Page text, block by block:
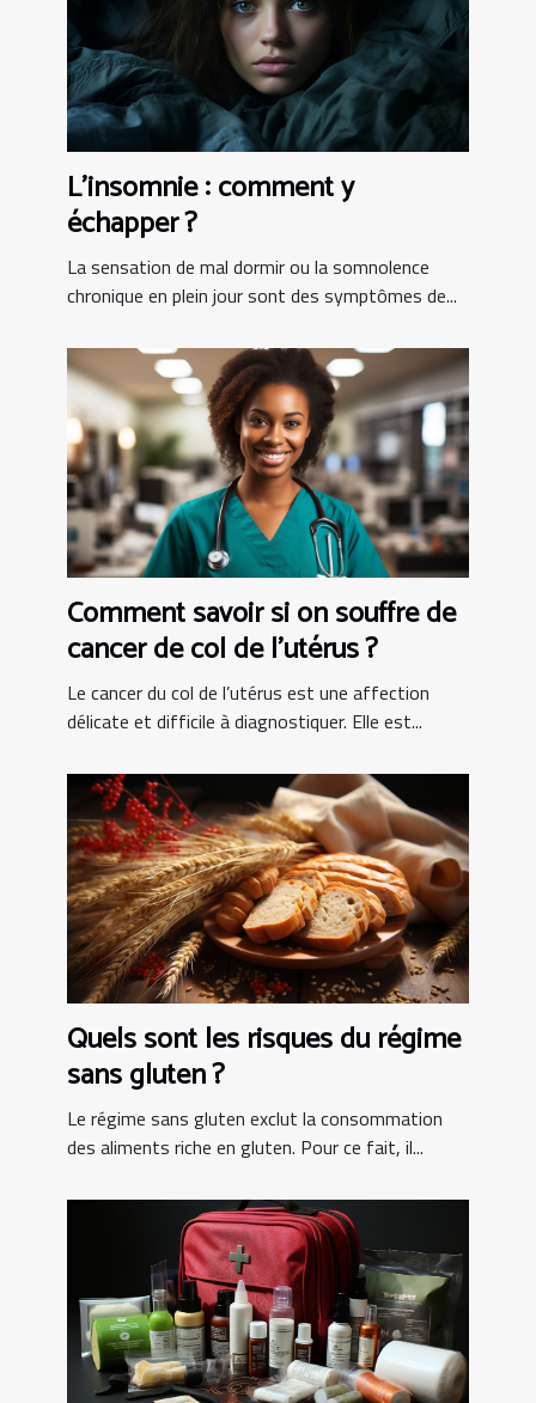
L’insomnie : comment y
échapper ?
La sensation de mal dormir ou la somnolence
chronique en plein jour sont des symptômes de...
Comment savoir si on souffre de
cancer de col de l’utérus ?
Le cancer du col de l’utérus est une affection
délicate et difficile à diagnostiquer. Elle est...
Quels sont les risques du régime
sans gluten ?
Le régime sans gluten exclut la consommation
des aliments riche en gluten. Pour ce fait, il...